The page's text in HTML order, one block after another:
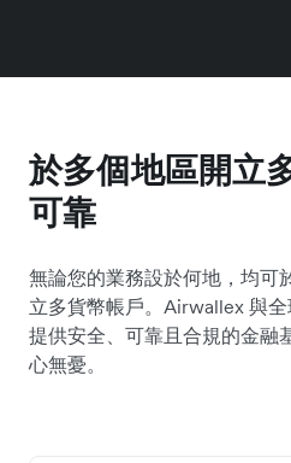
於多個地區開立
可靠
無論您的業務設於何地，均可
立多貨幣帳戶。Airwallex 與
提供安全、可靠且合規的金融
心無憂。